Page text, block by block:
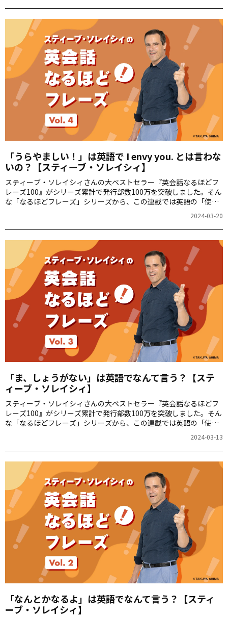
「うらやましい！」は英語で I envy you. とは言わな
いの？【スティーブ・ソレイシィ】
スティーブ・ソレイシィさんの大ベストセラー『英会話なるほどフ
レーズ100』がシリーズ累計で発行部数100万を突破しました。そん
な「なるほどフレーズ」シリーズから、この連載では英語の「使え
る裏技」を毎週ご紹介します。第4回は「うらやましい！」をお届け
2024-03-20
「ま、しょうがない」は英語でなんて言う？【ステ
ィーブ・ソレイシィ】
スティーブ・ソレイシィさんの大ベストセラー『英会話なるほどフ
レーズ100』がシリーズ累計で発行部数100万を突破しました。そん
な「なるほどフレーズ」シリーズから、この連載では英語の「使え
る裏技」を毎週ご紹介します。第3回は「だいじょうぶ」をお届けし
2024-03-13
「なんとかなるよ」は英語でなんて言う？【スティ
ーブ・ソレイシィ】